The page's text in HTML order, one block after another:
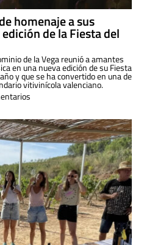
homenaje a sus
de la Fiesta del
de la Vega reunió a amantes
en una nueva edición de su Fiesta
y que se ha convertido en una de
vitivinícola valenciano.